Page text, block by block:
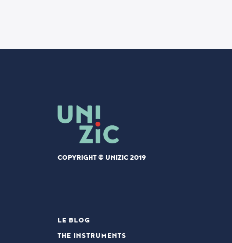
COPYRIGHT © UNIZIC 2019
LE BLOG
THE INSTRUMENTS